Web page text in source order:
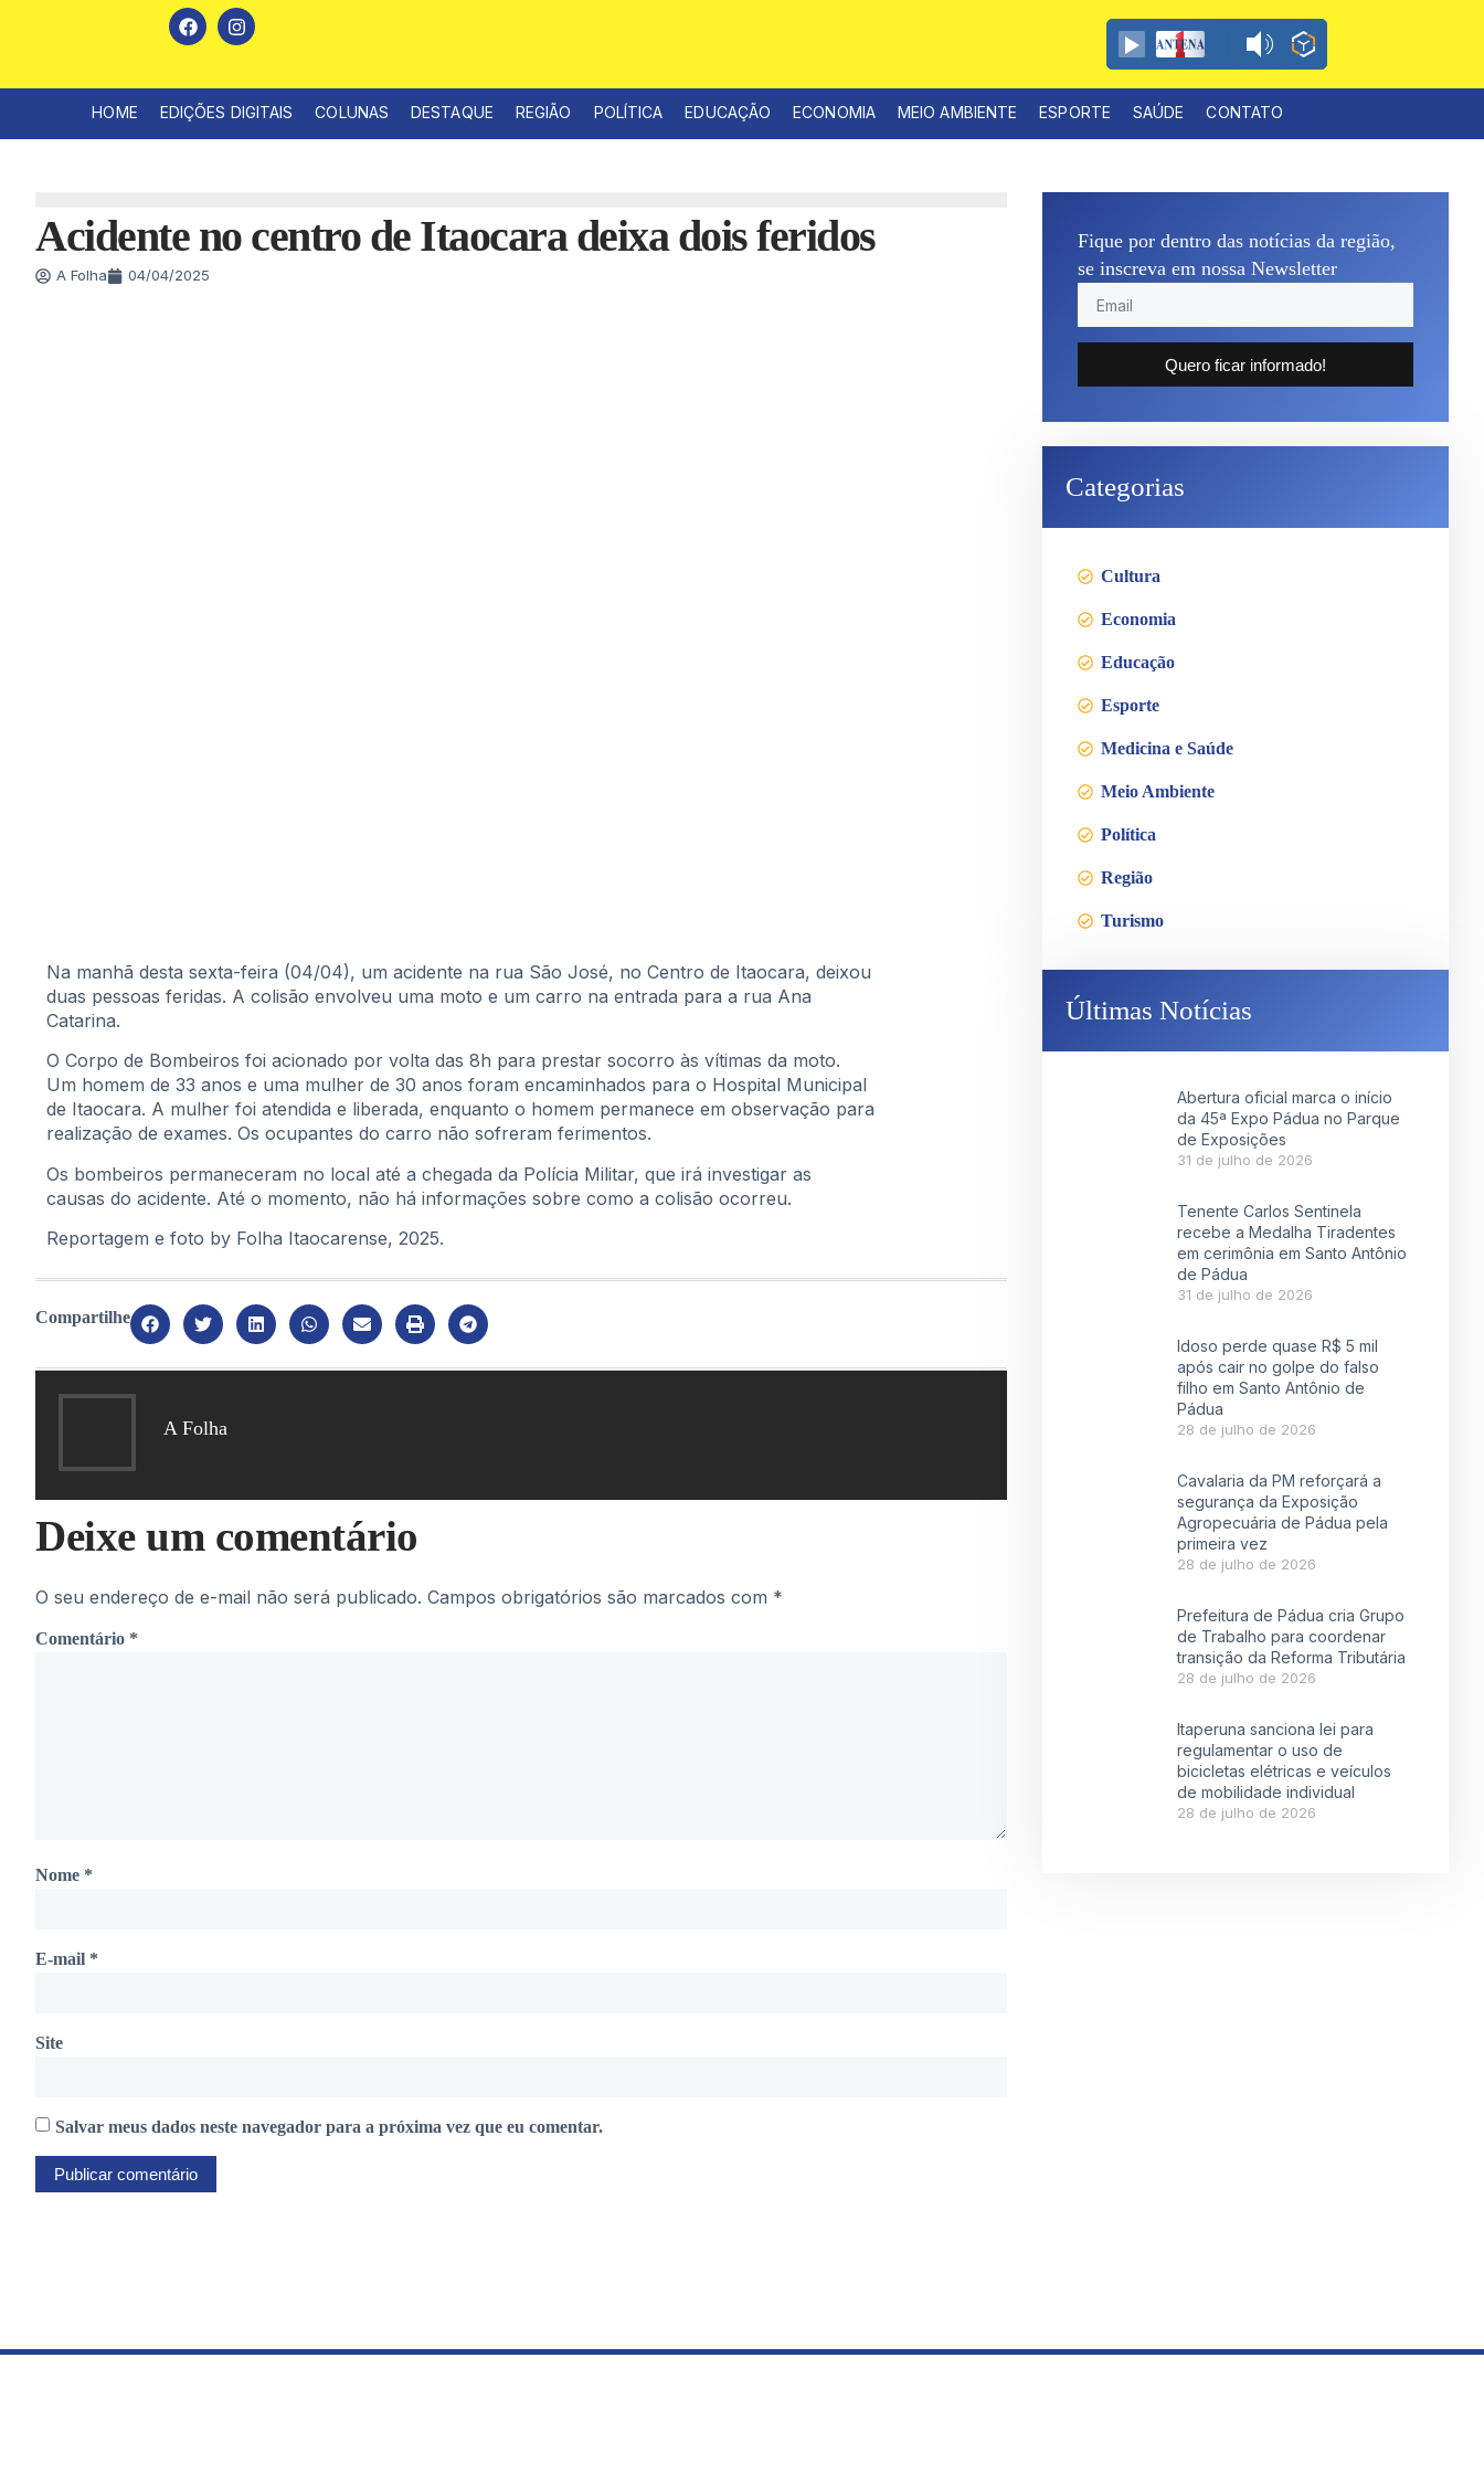
HOME EDIÇÕES DIGITAIS COLUNAS DESTAQUE REGIÃO POLÍTICA EDUCAÇÃO ECONOMIA MEIO AMBIENTE ESPORTE SAÚDE CONTATO
Acidente no centro de Itaocara deixa dois feridos
A Folha 04/04/2025
Na manhã desta sexta-feira (04/04), um acidente na rua São José, no Centro de Itaocara, deixou
duas pessoas feridas. A colisão envolveu uma moto e um carro na entrada para a rua Ana
Catarina.
O Corpo de Bombeiros foi acionado por volta das 8h para prestar socorro às vítimas da moto.
Um homem de 33 anos e uma mulher de 30 anos foram encaminhados para o Hospital Municipal
de Itaocara. A mulher foi atendida e liberada, enquanto o homem permanece em observação para
realização de exames. Os ocupantes do carro não sofreram ferimentos.
Os bombeiros permaneceram no local até a chegada da Polícia Militar, que irá investigar as
causas do acidente. Até o momento, não há informações sobre como a colisão ocorreu.
Reportagem e foto by Folha Itaocarense, 2025.
Compartilhe
A Folha
Deixe um comentário
O seu endereço de e-mail não será publicado. Campos obrigatórios são marcados com *
Comentário *
Nome *
E-mail *
Site
Salvar meus dados neste navegador para a próxima vez que eu comentar.
Fique por dentro das notícias da região,
se inscreva em nossa Newsletter
Quero ficar informado!
Categorias
Cultura
Economia
Educação
Esporte
Medicina e Saúde
Meio Ambiente
Política
Região
Turismo
Últimas Notícias
Abertura oficial marca o início
da 45ª Expo Pádua no Parque
de Exposições
31 de julho de 2026
Tenente Carlos Sentinela
recebe a Medalha Tiradentes
em cerimônia em Santo Antônio
de Pádua
31 de julho de 2026
Idoso perde quase R$ 5 mil
após cair no golpe do falso
filho em Santo Antônio de
Pádua
28 de julho de 2026
Cavalaria da PM reforçará a
segurança da Exposição
Agropecuária de Pádua pela
primeira vez
28 de julho de 2026
Prefeitura de Pádua cria Grupo
de Trabalho para coordenar
transição da Reforma Tributária
28 de julho de 2026
Itaperuna sanciona lei para
regulamentar o uso de
bicicletas elétricas e veículos
de mobilidade individual
28 de julho de 2026